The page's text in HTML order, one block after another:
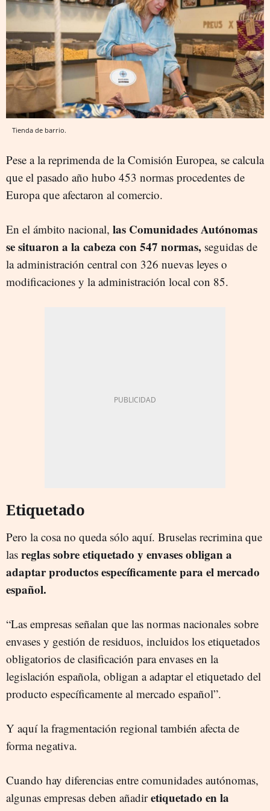
Tienda de barrio.
Pese a la reprimenda de la Comisión Europea, se calcula
que el pasado año hubo 453 normas procedentes de
Europa que afectaron al comercio.
En el ámbito nacional, las Comunidades Autónomas
se situaron a la cabeza con 547 normas, seguidas de
la administración central con 326 nuevas leyes o
modificaciones y la administración local con 85.
Etiquetado
Pero la cosa no queda sólo aquí. Bruselas recrimina que
las reglas sobre etiquetado y envases obligan a
adaptar productos específicamente para el mercado
español.
“Las empresas señalan que las normas nacionales sobre
envases y gestión de residuos, incluidos los etiquetados
obligatorios de clasificación para envases en la
legislación española, obligan a adaptar el etiquetado del
producto específicamente al mercado español”.
Y aquí la fragmentación regional también afecta de
forma negativa.
Cuando hay diferencias entre comunidades autónomas,
algunas empresas deben añadiretiquetado en la